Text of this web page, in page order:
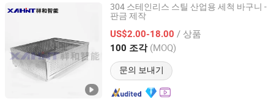
304 스테인리스 스틸 산업용 세척 바구니 -
판금 제작
US$2.00-18.00 / 상품
100 조각 (MOQ)
문의 보내기
Xinxiang Xianghe Intelligent Technology Co., Ltd
Henan, China 이후 2025